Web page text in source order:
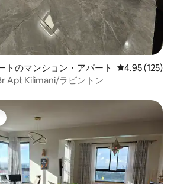
トのマンション・アパート レビュー125
4.95 (125)
Apt Kilimani/ラビントン
イスです。